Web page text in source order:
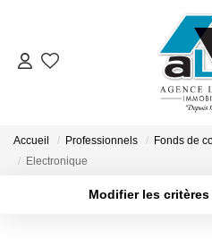
Accueil Professionnels Fonds de
Electronique
Modifier les